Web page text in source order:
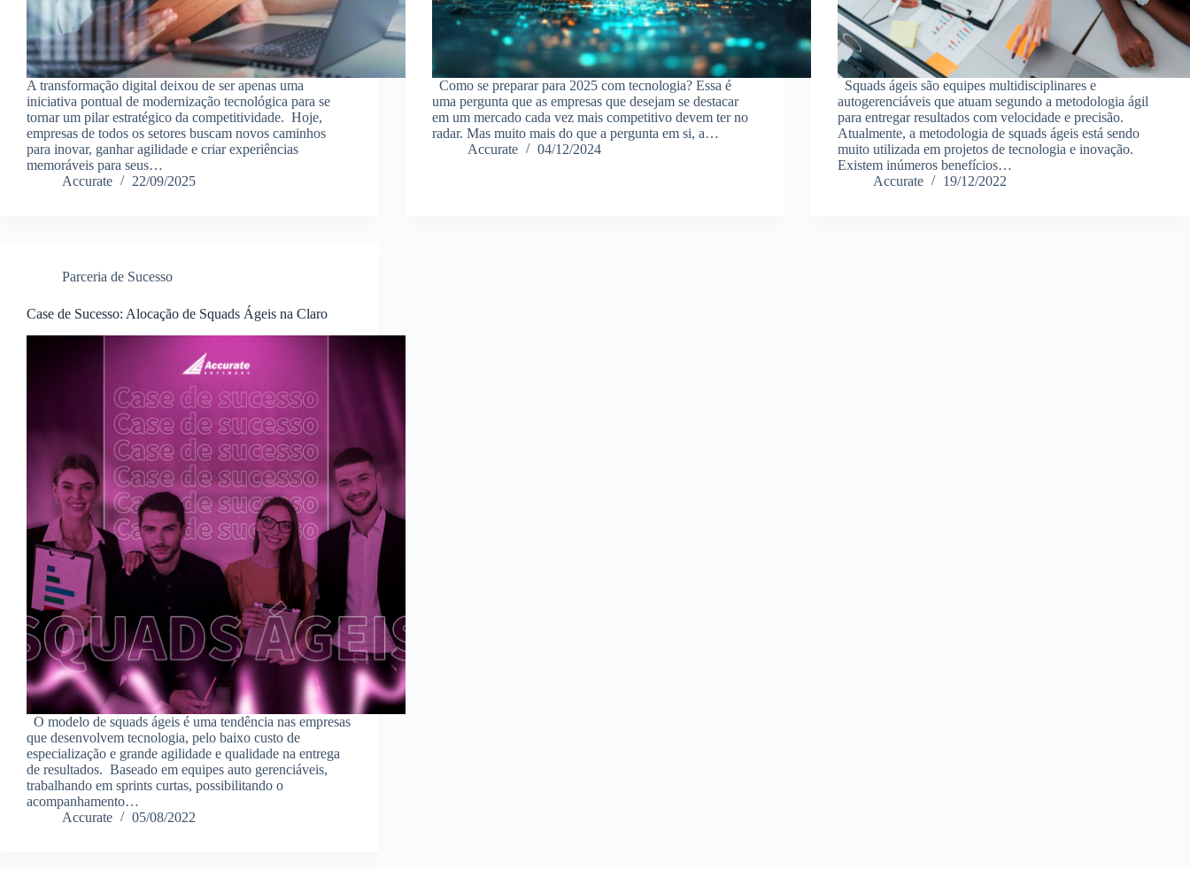
A transformação digital deixou de ser apenas uma
iniciativa pontual de modernização tecnológica para se
tornar um pilar estratégico da competitividade. Hoje,
empresas de todos os setores buscam novos caminhos
para inovar, ganhar agilidade e criar experiências
memoráveis para seus…
Accurate
22/09/2025
Como se preparar para 2025 com tecnologia? Essa é
uma pergunta que as empresas que desejam se destacar
em um mercado cada vez mais competitivo devem ter no
radar. Mas muito mais do que a pergunta em si, a…
Accurate
04/12/2024
Squads ágeis são equipes multidisciplinares e
autogerenciáveis que atuam segundo a metodologia ágil
para entregar resultados com velocidade e precisão.
Atualmente, a metodologia de squads ágeis está sendo
muito utilizada em projetos de tecnologia e inovação.
Existem inúmeros benefícios…
Accurate
19/12/2022
Parceria de Sucesso
Case de Sucesso: Alocação de Squads Ágeis na Claro
O modelo de squads ágeis é uma tendência nas empresas
que desenvolvem tecnologia, pelo baixo custo de
especialização e grande agilidade e qualidade na entrega
de resultados. Baseado em equipes auto gerenciáveis,
trabalhando em sprints curtas, possibilitando o
acompanhamento…
Accurate
05/08/2022